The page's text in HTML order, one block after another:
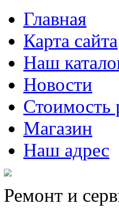
Главная
Карта сайта
Наш
Новости
Стоимость
Магазин
Наш адрес
Ремонт и